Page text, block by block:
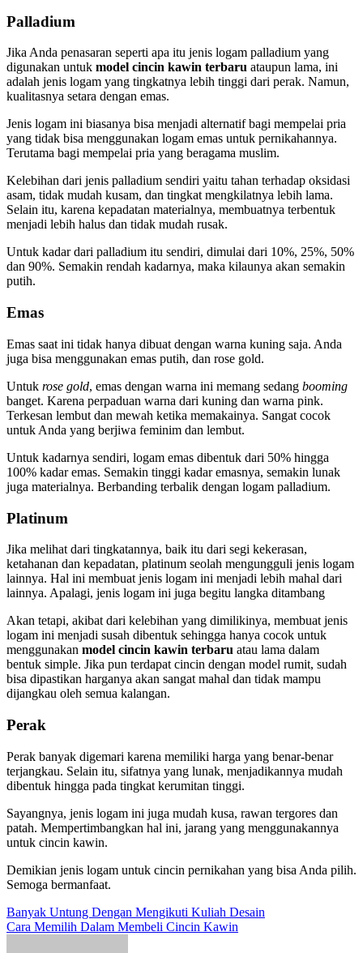
Palladium
Jika Anda penasaran seperti apa itu jenis logam palladium yang
digunakan untuk model cincin kawin terbaru ataupun lama, ini
adalah jenis logam yang tingkatnya lebih tinggi dari perak. Namun,
kualitasnya setara dengan emas.
Jenis logam ini biasanya bisa menjadi alternatif bagi mempelai pria
yang tidak bisa menggunakan logam emas untuk pernikahannya.
Terutama bagi mempelai pria yang beragama muslim.
Kelebihan dari jenis palladium sendiri yaitu tahan terhadap oksidasi
asam, tidak mudah kusam, dan tingkat mengkilatnya lebih lama.
Selain itu, karena kepadatan materialnya, membuatnya terbentuk
menjadi lebih halus dan tidak mudah rusak.
Untuk kadar dari palladium itu sendiri, dimulai dari 10%, 25%, 50%
dan 90%. Semakin rendah kadarnya, maka kilaunya akan semakin
putih.
Emas
Emas saat ini tidak hanya dibuat dengan warna kuning saja. Anda
juga bisa menggunakan emas putih, dan rose gold.
Untuk rose gold, emas dengan warna ini memang sedang booming
banget. Karena perpaduan warna dari kuning dan warna pink.
Terkesan lembut dan mewah ketika memakainya. Sangat cocok
untuk Anda yang berjiwa feminim dan lembut.
Untuk kadarnya sendiri, logam emas dibentuk dari 50% hingga
100% kadar emas. Semakin tinggi kadar emasnya, semakin lunak
juga materialnya. Berbanding terbalik dengan logam palladium.
Platinum
Jika melihat dari tingkatannya, baik itu dari segi kekerasan,
ketahanan dan kepadatan, platinum seolah mengungguli jenis logam
lainnya. Hal ini membuat jenis logam ini menjadi lebih mahal dari
lainnya. Apalagi, jenis logam ini juga begitu langka ditambang
Akan tetapi, akibat dari kelebihan yang dimilikinya, membuat jenis
logam ini menjadi susah dibentuk sehingga hanya cocok untuk
menggunakan model cincin kawin terbaru atau lama dalam
bentuk simple. Jika pun terdapat cincin dengan model rumit, sudah
bisa dipastikan harganya akan sangat mahal dan tidak mampu
dijangkau oleh semua kalangan.
Perak
Perak banyak digemari karena memiliki harga yang benar-benar
terjangkau. Selain itu, sifatnya yang lunak, menjadikannya mudah
dibentuk hingga pada tingkat kerumitan tinggi.
Sayangnya, jenis logam ini juga mudah kusa, rawan tergores dan
patah. Mempertimbangkan hal ini, jarang yang menggunakannya
untuk cincin kawin.
Demikian jenis logam untuk cincin pernikahan yang bisa Anda pilih.
Semoga bermanfaat.
Post
navigation
Banyak Untung Dengan Mengikuti Kuliah Desain
Cara Memilih Dalam Membeli Cincin Kawin